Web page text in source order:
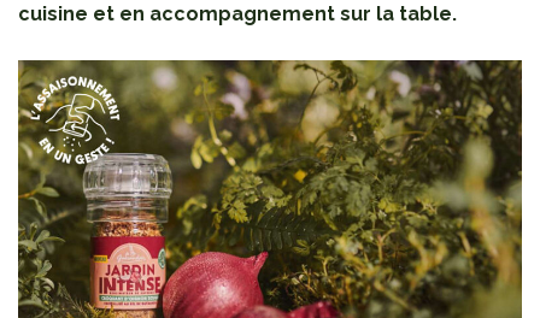
cuisine et en accompagnement sur la table.